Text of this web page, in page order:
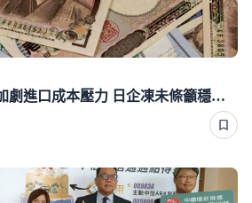
120vs159！日圓疲軟加劇進口成本壓力 日企凍未條籲穩匯市